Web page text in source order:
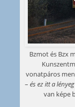
Bzmot és Bzx
vonatpáros
– és ez itt a lényeg
van képe